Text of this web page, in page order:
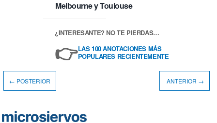
Melbourne y Toulouse
¿INTERESANTE? NO TE PIERDAS…
👉LAS 100 ANOTACIONES MÁS
POPULARES RECIENTEMENTE
← POSTERIOR ANTERIOR →